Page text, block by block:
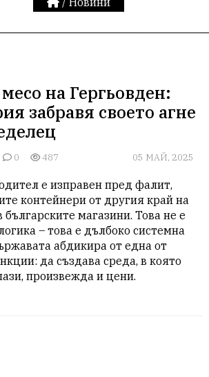
на Гергьовден:
забравя своето агне
0 487 05 МАЙ, 2025
е изправен пред фалит,
контейнери от другия край на
българските магазини. Това не е
– това е дълбоко системна
абдикира от една от
да създава среда, в която
произвежда и цени.